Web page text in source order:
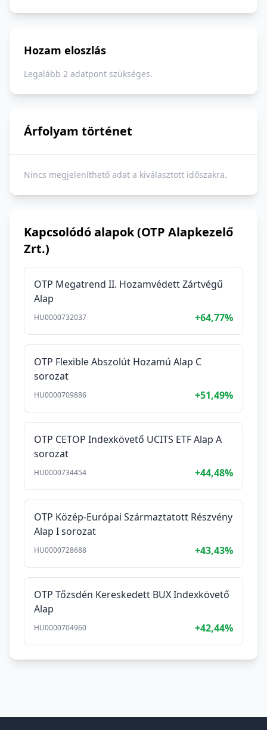
Hozam eloszlás
Legalább 2 adatpont szükséges.
Árfolyam történet
Nincs megjeleníthető adat a kiválasztott időszakra.
Kapcsolódó alapok (OTP Alapkezelő
Zrt.)
OTP Megatrend II. Hozamvédett Zártvégű
Alap
HU0000732037 +64,77%
OTP Flexible Abszolút Hozamú Alap C
sorozat
HU0000709886 +51,49%
OTP CETOP Indexkövető UCITS ETF Alap A
sorozat
HU0000734454 +44,48%
OTP Közép-Európai Származtatott Részvény
Alap I sorozat
HU0000728688 +43,43%
OTP Tőzsdén Kereskedett BUX Indexkövető
Alap
HU0000704960 +42,44%